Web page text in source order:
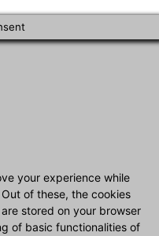
your experience while
of these, the cookies
stored on your browser
of basic functionalities of